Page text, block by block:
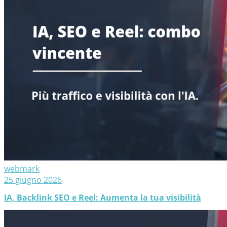
webmark
25 giugno 2026
IA, Backlink SEO e Reel: Aumenta la tua visibilità